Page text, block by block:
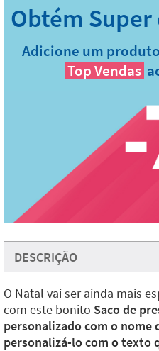
Adicione um
Top Vendas
DESCRIÇÃO
O Natal vai ser ainda mais
com este bonito Saco de
personalizado com o
personalizá-lo com o texto